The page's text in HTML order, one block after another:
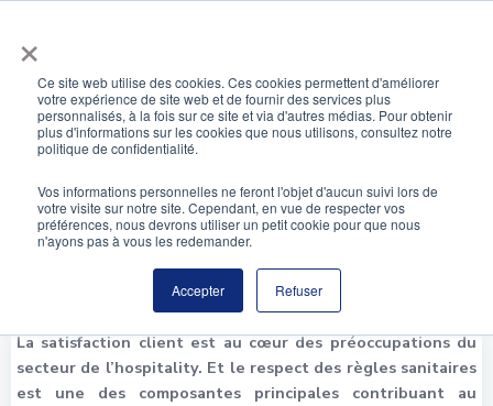
×
Ce site web utilise des cookies. Ces cookies permettent d'améliorer
votre expérience de site web et de fournir des services plus
personnalisés, à la fois sur ce site et via d'autres médias. Pour obtenir
plus d'informations sur les cookies que nous utilisons, consultez notre
politique de confidentialité.
Vos informations personnelles ne feront l'objet d'aucun suivi lors de
votre visite sur notre site. Cependant, en vue de respecter vos
préférences, nous devrons utiliser un petit cookie pour que nous
n'ayons pas à vous les redemander.
Accepter Refuser
Hospitality et règles sanitaires : quel rôle pour
l’IoT ?
La satisfaction client est au cœur des préoccupations du
secteur de l’hospitality. Et le respect des règles sanitaires
est une des composantes principales contribuant au